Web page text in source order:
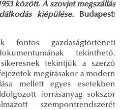
között. A szovjet megszállás
kiépülése. Budapest:
gazdaságtörténeti
tekinthető.
tekintjük a szerző
megírásakor a modern
mellett egyes esetekben
forrásanyag sokszor
szempontrendszerét